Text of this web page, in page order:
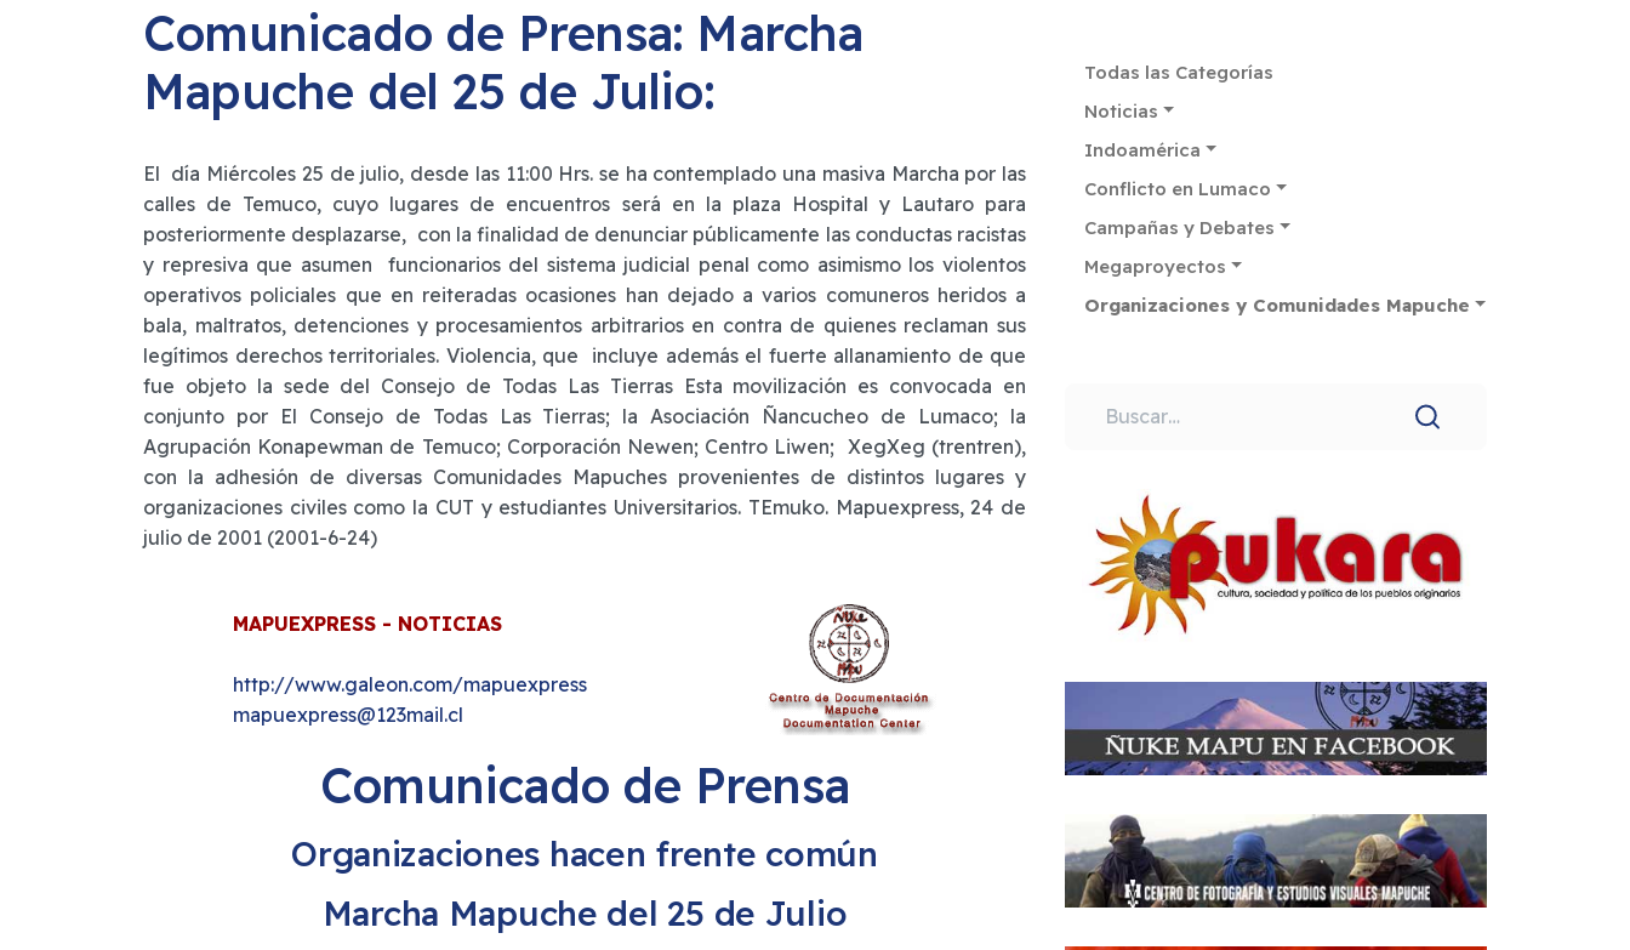
Comunicado de Prensa: Marcha
Mapuche del 25 de Julio:
El día Miércoles 25 de julio, desde las 11:00 Hrs. se ha contemplado una masiva Marcha por las
calles de Temuco, cuyo lugares de encuentros será en la plaza Hospital y Lautaro para
posteriormente desplazarse, con la finalidad de denunciar públicamente las conductas racistas
y represiva que asumen funcionarios del sistema judicial penal como asimismo los violentos
operativos policiales que en reiteradas ocasiones han dejado a varios comuneros heridos a
bala, maltratos, detenciones y procesamientos arbitrarios en contra de quienes reclaman sus
legítimos derechos territoriales. Violencia, que incluye además el fuerte allanamiento de que
fue objeto la sede del Consejo de Todas Las Tierras Esta movilización es convocada en
conjunto por El Consejo de Todas Las Tierras; la Asociación Ñancucheo de Lumaco; la
Agrupación Konapewman de Temuco; Corporación Newen; Centro Liwen; XegXeg (trentren),
con la adhesión de diversas Comunidades Mapuches provenientes de distintos lugares y
organizaciones civiles como la CUT y estudiantes Universitarios. TEmuko. Mapuexpress, 24 de
julio de 2001 (2001-6-24)
MAPUEXPRESS - NOTICIAS
http://www.galeon.com/mapuexpress
mapuexpress@123mail.cl
Comunicado de Prensa
Organizaciones hacen frente común
Marcha Mapuche del 25 de Julio
Todas las Categorías
Noticias
Indoamérica
Conflicto en Lumaco
Campañas y Debates
Megaproyectos
Organizaciones y Comunidades Mapuche
Buscar